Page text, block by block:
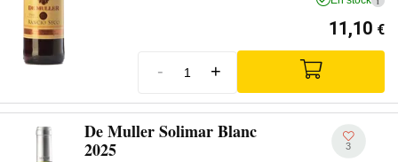
11,10 €
- +
De Muller Solimar Blanc
2025
3